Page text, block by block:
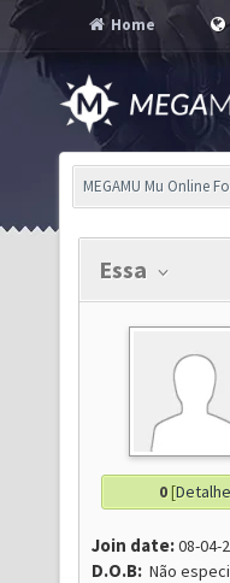
Home
MEGAMU Mu Online
Essa
0[
Join date:08-04-
D.O.B: Não